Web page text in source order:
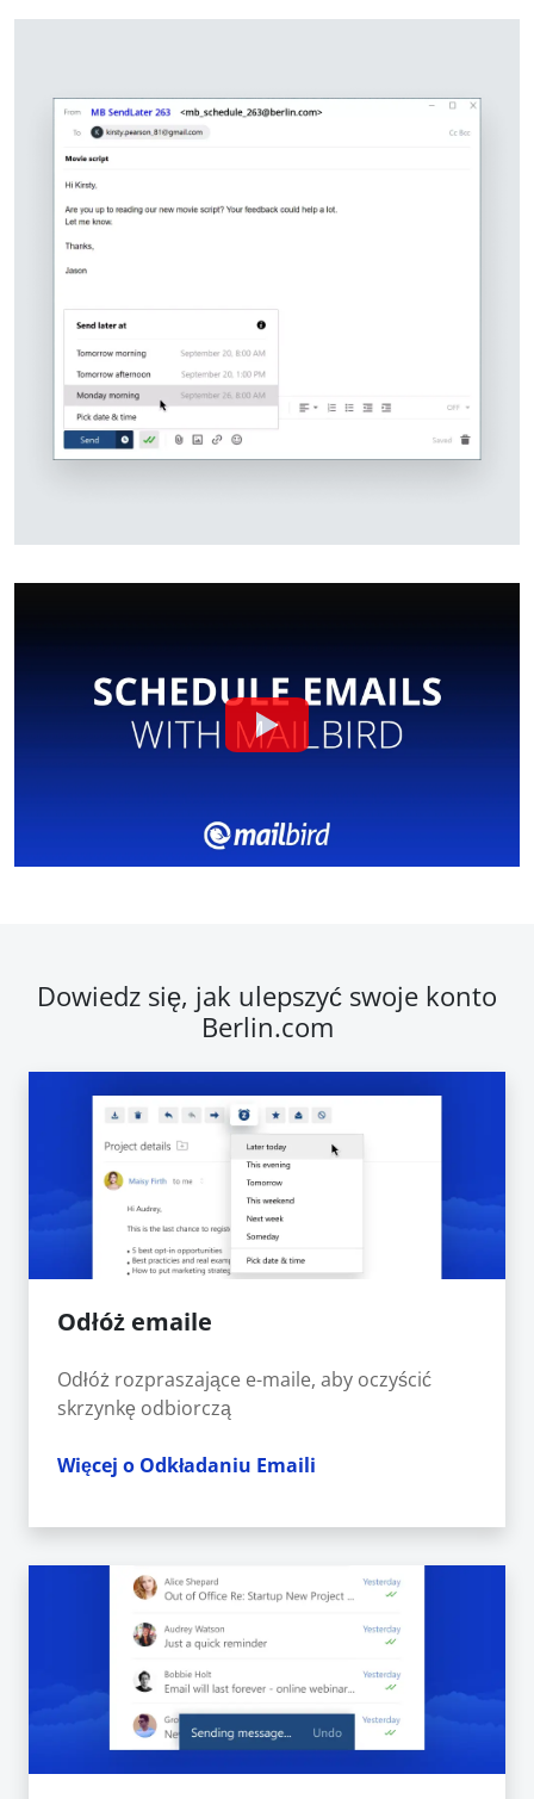
Dowiedz się, jak ulepszyć swoje konto
Berlin.com
Odłóż emaile
Odłóż rozpraszające e-maile, aby oczyścić
skrzynkę odbiorczą
Więcej o Odkładaniu Emaili